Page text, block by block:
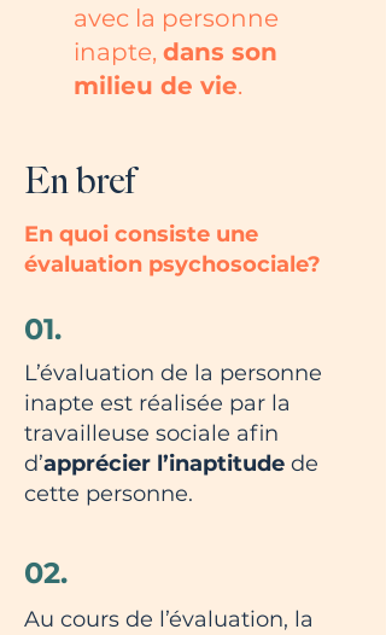
avec la personne
inapte, dans son
milieu de vie.
En bref
En quoi consiste une
évaluation psychosociale?
01.
L’évaluation de la personne
inapte est réalisée par la
travailleuse sociale afin
d’apprécier l’inaptitude de
cette personne.
02.
Au cours de l’évaluation, la